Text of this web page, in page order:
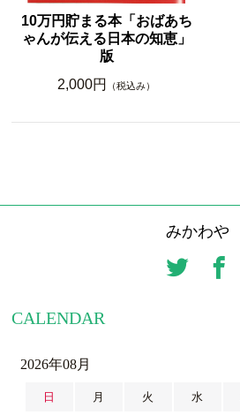
10万円貯まる本「おばあち
ゃんが伝える日本の知恵」
版
2,000円
（税込み）
みかわや
CALENDAR
2026年08月
日 月 火 水